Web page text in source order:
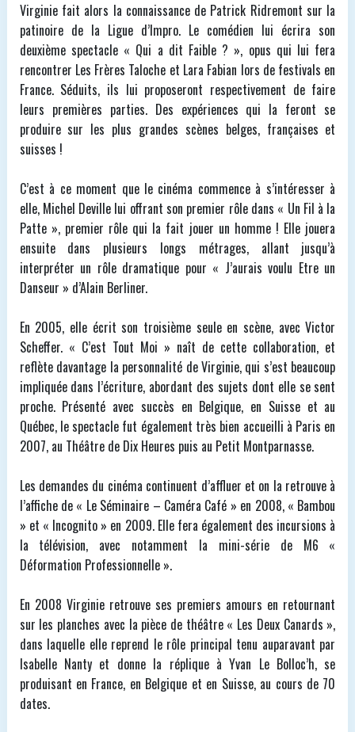
Virginie fait alors la connaissance de Patrick Ridremont sur la
patinoire de la Ligue d’Impro. Le comédien lui écrira son
deuxième spectacle « Qui a dit Faible ? », opus qui lui fera
rencontrer Les Frères Taloche et Lara Fabian lors de festivals en
France. Séduits, ils lui proposeront respectivement de faire
leurs premières parties. Des expériences qui la feront se
produire sur les plus grandes scènes belges, françaises et
suisses !
C’est à ce moment que le cinéma commence à s’intéresser à
elle, Michel Deville lui offrant son premier rôle dans « Un Fil à la
Patte », premier rôle qui la fait jouer un homme ! Elle jouera
ensuite dans plusieurs longs métrages, allant jusqu’à
interpréter un rôle dramatique pour « J’aurais voulu Etre un
Danseur » d’Alain Berliner.
En 2005, elle écrit son troisième seule en scène, avec Victor
Scheffer. « C’est Tout Moi » naît de cette collaboration, et
reflète davantage la personnalité de Virginie, qui s’est beaucoup
impliquée dans l’écriture, abordant des sujets dont elle se sent
proche. Présenté avec succès en Belgique, en Suisse et au
Québec, le spectacle fut également très bien accueilli à Paris en
2007, au Théâtre de Dix Heures puis au Petit Montparnasse.
Les demandes du cinéma continuent d’affluer et on la retrouve à
l’affiche de « Le Séminaire – Caméra Café » en 2008, « Bambou
» et « Incognito » en 2009. Elle fera également des incursions à
la télévision, avec notamment la mini-série de M6 «
Déformation Professionnelle ».
En 2008 Virginie retrouve ses premiers amours en retournant
sur les planches avec la pièce de théâtre « Les Deux Canards »,
dans laquelle elle reprend le rôle principal tenu auparavant par
Isabelle Nanty et donne la réplique à Yvan Le Bolloc’h, se
produisant en France, en Belgique et en Suisse, au cours de 70
dates.